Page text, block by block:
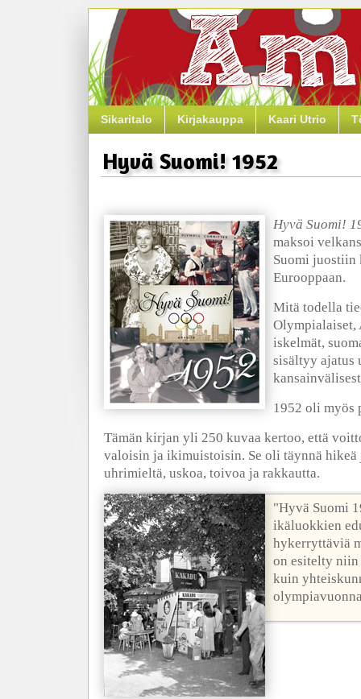
Sikaritalo Kirjakauppa Kaari Utrio
Hyvä Suomi! 1952
Hyvä Suomi!
maksoi
Suomi
Eurooppaan.
Mitä todella
Olympialaiset,
iskelmät,
sisältyy ajatus
1952 oli myös
Tämän kirjan yli 250 kuvaa kertoo, että
valoisin ja ikimuistoisin. Se oli täynnä
uhrimieltä, uskoa, toivoa ja rakkautta.
"Hyvä Suomi
ikäluokkien
hykerryttäviä
on esitelty niin
kuin